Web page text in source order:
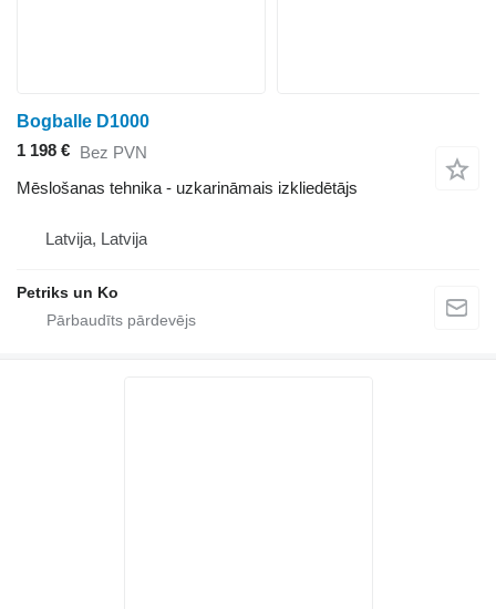
Bogballe D1000
1 198 € Bez PVN
Mēslošanas tehnika - uzkarināmais izkliedētājs
Latvija, Latvija
Petriks un Ko